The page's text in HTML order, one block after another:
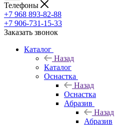
Телефоны
+7 968 893-82-88
+7 906-731-15-33
Заказать звонок
Каталог
Назад
Каталог
Оснастка
Назад
Оснастка
Абразив
Назад
Абразив